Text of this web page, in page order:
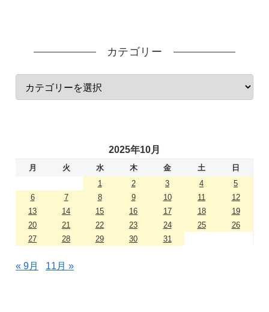
カテゴリー
2025年10月
月 火 水 木 金 土
日
1
2 3 4
5
6
7 8 9 10 11
12
13
14 15 16 17 18
19
20
21 22 23 24 25
26
27
28 29 30 31
« 9月 11月 »